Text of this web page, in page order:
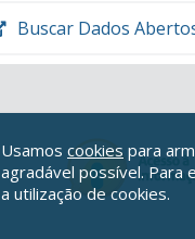
Buscar Dados
Usamos cookies para
agradável possível. Para
a utilização de cookies.